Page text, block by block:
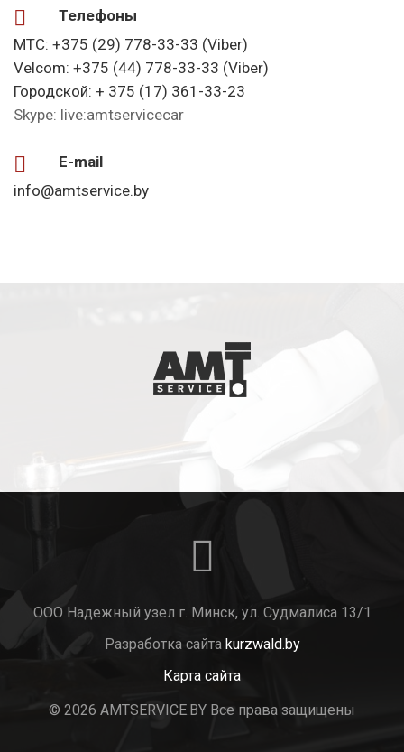
Телефоны
МТС: +375 (29) 778-33-33 (Viber)
Velcom: +375 (44) 778-33-33 (Viber)
Городской: + 375 (17) 361-33-23
Skype: live:amtservicecar
E-mail
info@amtservice.by
ООО Надежный узел г. Минск, ул. Судмалиса 13/1
Разработка сайта kurzwald.by
Карта сайта
© 2026 AMTSERVICE.BY Все права защищены